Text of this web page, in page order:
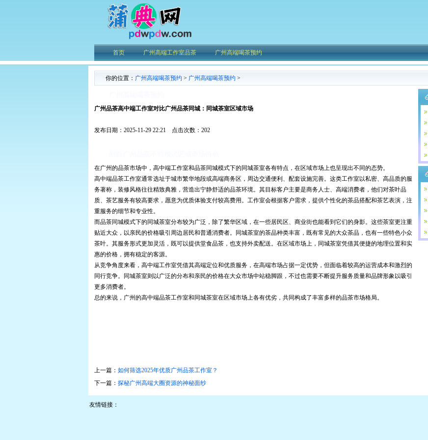
首页 广州高端工作室品茶 广州高端喝茶预约
你的位置： 广州高端喝茶预约 > 广州高端喝茶预约 >
广州品茶高中端工作室对比广州品茶同城：同城茶室区域市场
发布日期：2025-11-29 22:21 点击次数：202
在广州的品茶市场中，高中端工作室和品茶同城模式下的同城茶室各有特点，在区域市场上也呈现出不同的态势。
高中端品茶工作室通常选址于城市繁华地段或高端商务区，周边交通便利、配套设施完善。这类工作室以私密、高品质的服
务著称，装修风格往往精致典雅，营造出宁静舒适的品茶环境。其目标客户主要是商务人士、高端消费者，他们对茶叶品
质、茶艺服务有较高要求，愿意为优质体验支付较高费用。工作室会根据客户需求，提供个性化的茶品搭配和茶艺表演，注
重服务的细节和专业性。
而品茶同城模式下的同城茶室分布较为广泛，除了繁华区域，在一些居民区、商业街也能看到它们的身影。这些茶室更注重
贴近大众，以亲民的价格吸引周边居民和普通消费者。同城茶室的茶品种类丰富，既有常见的大众茶品，也有一些特色小众
茶叶。其服务形式更加灵活，既可以提供堂食品茶，也支持外卖配送。在区域市场上，同城茶室凭借其便捷的地理位置和实
惠的价格，拥有稳定的客源。
从竞争角度来看，高中端工作室凭借其高端定位和优质服务，在高端市场占据一定优势，但面临着较高的运营成本和激烈的
同行竞争。同城茶室则以广泛的分布和亲民的价格在大众市场中站稳脚跟，不过也需要不断提升服务质量和品牌形象以吸引
更多消费者。
总的来说，广州的高中端品茶工作室和同城茶室在区域市场上各有优劣，共同构成了丰富多样的品茶市场格局。
上一篇： 如何筛选2025年优质广州品茶工作室？
下一篇： 探秘广州高端大圈资源的神秘面纱
友情链接：